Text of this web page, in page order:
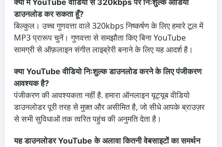
क्या मैं YouTube वीडियो से 320kbps पर निःशुल्क ऑडियो
डाउनलोड कर सकता हूँ?
बिल्कुल। उच्च गुणवत्ता वाले 320kbps निष्कर्षण के लिए हमारे टूल में
MP3 प्रारूप चुनें। गुणवत्ता से समझौता किए बिना YouTube
सामग्री से ऑफ़लाइन संगीत लाइब्रेरी बनाने के लिए यह आदर्श है।
क्या YouTube वीडियो निःशुल्क डाउनलोड करने के लिए पंजीकरण
आवश्यक है?
पंजीकरण की आवश्यकता नहीं है. हमारा ऑनलाइन यूट्यूब वीडियो
डाउनलोडर पूरी तरह से मुफ़्त और असीमित है, जो सीधे आपके ब्राउज़र
से सभी सुविधाओं तक त्वरित पहुंच की अनुमति देता है।
यह डाउनलोडर YouTube के अलावा कितनी वेबसाइटों का समर्थन